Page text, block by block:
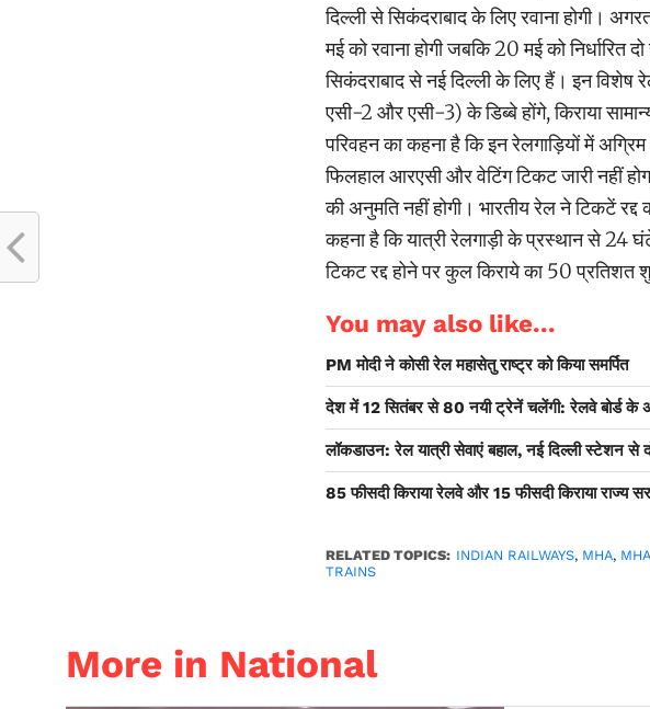
दिल्ली से सिकंदराबाद के लिए रवाना होगी।
मई को रवाना होगी जबकि 20 मई को निर्धारित
सिकंदराबाद से नई दिल्ली के लिए हैं। इन विशेष
एसी-2 और एसी-3) के डिब्बे होंगे, किराया
परिवहन का कहना है कि इन रेलगाड़ियों में
फिलहाल आरएसी और वेटिंग टिकट जारी नहीं
की अनुमति नहीं होगी। भारतीय रेल ने टिकटें
कहना है कि यात्री रेलगाड़ी के प्रस्थान से 24
टिकट रद्द होने पर कुल किराये का 50 प्रतिशत
You may also like...
PM मोदी ने कोसी रेल महासेतु राष्ट्र को किया समर्पित
देश में 12 सितंबर से 80 नयी ट्रेनें चलेंगी: रेलवे बोर्ड के
लॉकडाउन: रेल यात्री सेवाएं बहाल, नई दिल्ली स्टेशन से
85 फीसदी किराया रेलवे और 15 फीसदी किराया राज्य
RELATED TOPICS: INDIAN RAILWAYS, MHA,
TRAINS
More in National